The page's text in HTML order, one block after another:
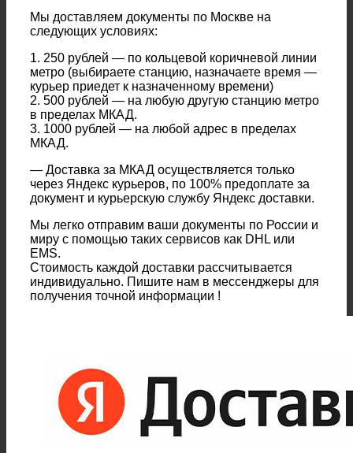
Мы доставляем документы по Москве на
следующих условиях:
1. 250 рублей — по кольцевой коричневой линии
метро (выбираете станцию, назначаете время —
курьер приедет к назначенному времени)
2. 500 рублей — на любую другую станцию метро
в пределах МКАД.
3. 1000 рублей — на любой адрес в пределах
МКАД.
— Доставка за МКАД осуществляется только
через Яндекс курьеров, по 100% предоплате за
документ и курьерскую службу Яндекс доставки.
Мы легко отправим ваши документы по России и
миру с помощью таких сервисов как DHL или
EMS.
Стоимость каждой доставки рассчитывается
индивидуально. Пишите нам в мессенджеры для
получения точной информации !